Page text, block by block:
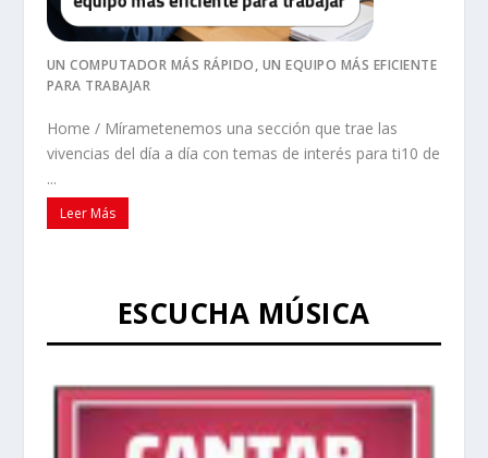
UN COMPUTADOR MÁS RÁPIDO, UN EQUIPO MÁS EFICIENTE
PARA TRABAJAR
Home / Mírametenemos una sección que trae las
vivencias del día a día con temas de interés para ti10 de
...
Leer Más
ESCUCHA MÚSICA